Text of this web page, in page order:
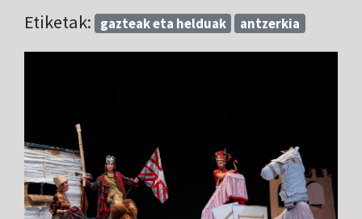
Etiketak: gazteak eta helduak antzerkia